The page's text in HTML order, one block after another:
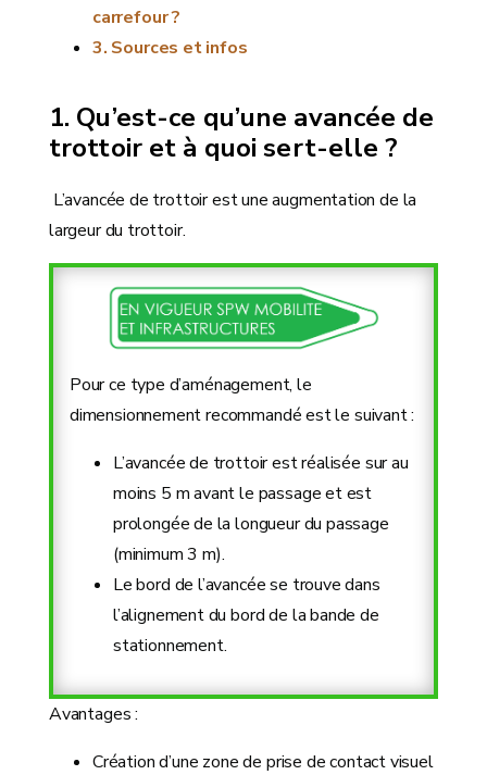
carrefour ?
Sources et infos
Qu’est-ce qu’une avancée de
trottoir et à quoi sert-elle ?
L’avancée de trottoir est une augmentation de la
largeur du trottoir.
Pour ce type d’aménagement, le
dimensionnement recommandé est le suivant :
L’avancée de trottoir est réalisée sur au
moins 5 m avant le passage et est
prolongée de la longueur du passage
(minimum 3 m).
Le bord de l’avancée se trouve dans
l’alignement du bord de la bande de
stationnement.
Avantages :
Création d’une zone de prise de contact visuel